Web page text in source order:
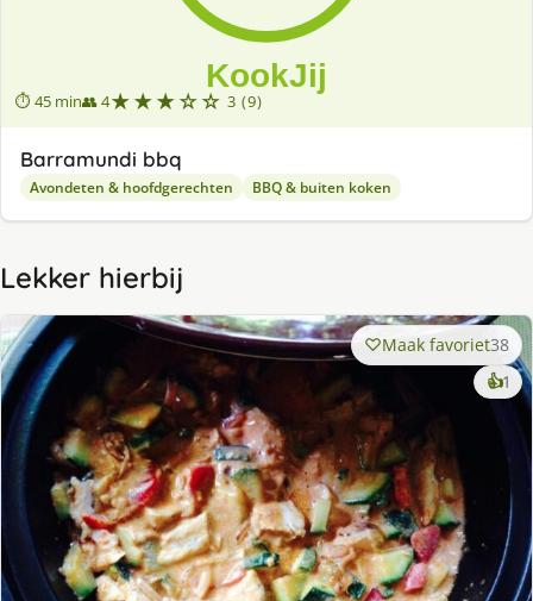
⏱ 45 min👥 4★★★☆☆ 3 (9)
Barramundi bbq
Avondeten & hoofdgerechten BBQ & buiten koken
Lekker hierbij
Maak favoriet38
👍1